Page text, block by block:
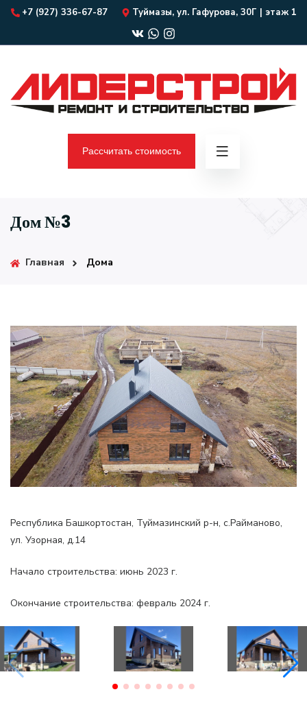
+7 (927) 336-67-87 Туймазы, ул. Гафурова, 30Г | этаж 1
Рассчитать стоимость
Дом №3
Главная Дома
Республика Башкортостан, Туймазинский р-н, с.Райманово,
ул. Узорная, д.14
Начало строительства: июнь 2023 г.
Окончание строительства: февраль 2024 г.